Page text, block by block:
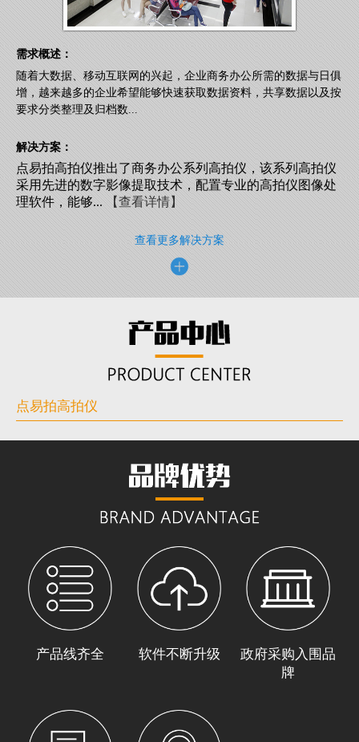
需求概述：
随着大数据、移动互联网的兴起，企业商务办公所需的数据与日俱
增，越来越多的企业希望能够快速获取数据资料，共享数据以及按
要求分类整理及归档数...
解决方案：
点易拍高拍仪推出了商务办公系列高拍仪，该系列高拍仪
采用先进的数字影像提取技术，配置专业的高拍仪图像处
理软件，能够...【查看详情】
查看更多解决方案
点易拍高拍仪
产品线齐全 软件不断升级
政府采购入围品
牌